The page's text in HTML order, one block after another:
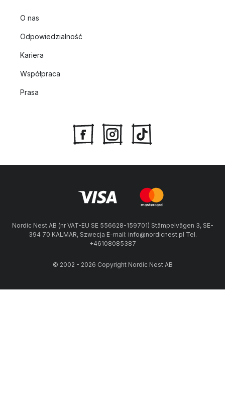
O nas
Odpowiedzialność
Kariera
Współpraca
Prasa
Nordic Nest AB (nr VAT-EU SE 556628-159701) Stämpelvägen 3, SE-
394 70 KALMAR, Szwecja E-mail: info@nordicnest.pl Tel.
+46108085387
© 2002 - 2026 Copyright Nordic Nest AB